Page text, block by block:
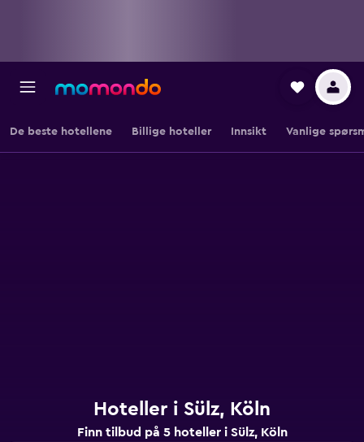
De beste hotellene Billige hoteller Innsikt Vanlige
Hoteller i Sülz, Köln
Finn tilbud på 5 hoteller i Sülz, Köln